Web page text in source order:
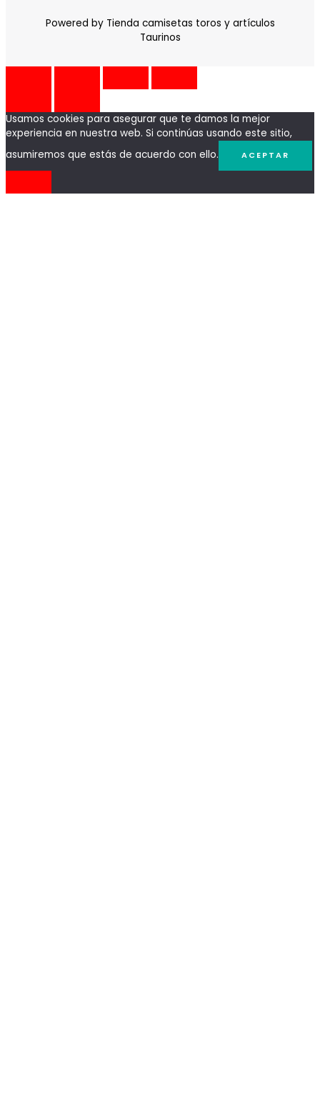
Powered by Tienda camisetas toros y artículos
Taurinos
Usamos cookies para asegurar que te damos la mejor
experiencia en nuestra web. Si continúas usando este sitio,
asumiremos que estás de acuerdo con ello.
ACEPTAR